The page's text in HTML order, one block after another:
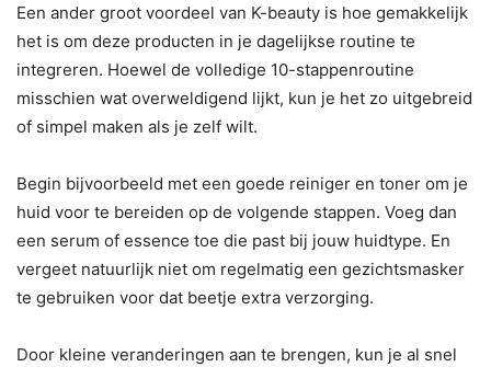
Een ander groot voordeel van K-beauty is hoe gemakkelijk
het is om deze producten in je dagelijkse routine te
integreren. Hoewel de volledige 10-stappenroutine
misschien wat overweldigend lijkt, kun je het zo uitgebreid
of simpel maken als je zelf wilt.
Begin bijvoorbeeld met een goede reiniger en toner om je
huid voor te bereiden op de volgende stappen. Voeg dan
een serum of essence toe die past bij jouw huidtype. En
vergeet natuurlijk niet om regelmatig een gezichtsmasker
te gebruiken voor dat beetje extra verzorging.
Door kleine veranderingen aan te brengen, kun je al snel